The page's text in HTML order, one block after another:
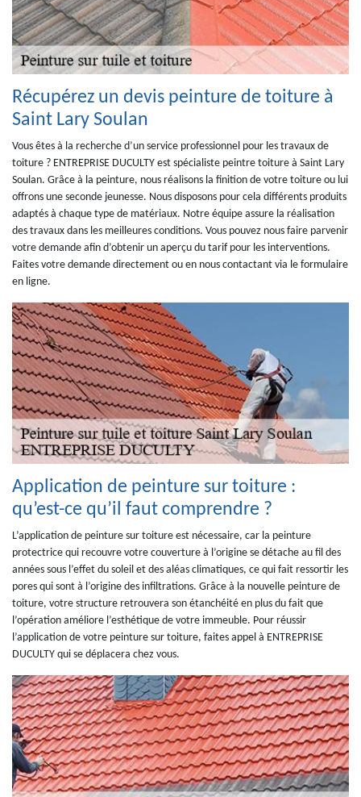
Récupérez un devis peinture de toiture à
Saint Lary Soulan
Vous êtes à la recherche d’un service professionnel pour les travaux de
toiture ? ENTREPRISE DUCULTY est spécialiste peintre toiture à Saint Lary
Soulan. Grâce à la peinture, nous réalisons la finition de votre toiture ou lui
offrons une seconde jeunesse. Nous disposons pour cela différents produits
adaptés à chaque type de matériaux. Notre équipe assure la réalisation
des travaux dans les meilleures conditions. Vous pouvez nous faire parvenir
votre demande afin d’obtenir un aperçu du tarif pour les interventions.
Faites votre demande directement ou en nous contactant via le formulaire
en ligne.
Application de peinture sur toiture :
qu’est-ce qu’il faut comprendre ?
L’application de peinture sur toiture est nécessaire, car la peinture
protectrice qui recouvre votre couverture à l’origine se détache au fil des
années sous l’effet du soleil et des aléas climatiques, ce qui fait ressortir les
pores qui sont à l’origine des infiltrations. Grâce à la nouvelle peinture de
toiture, votre structure retrouvera son étanchéité en plus du fait que
l’opération améliore l’esthétique de votre immeuble. Pour réussir
l’application de votre peinture sur toiture, faites appel à ENTREPRISE
DUCULTY qui se déplacera chez vous.